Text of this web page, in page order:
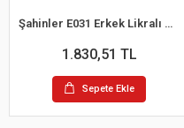
Şahinler E031 Erkek Likralı Boxer Külot 6lı Paket Siyah S
1.830,51 TL
Sepete Ekle